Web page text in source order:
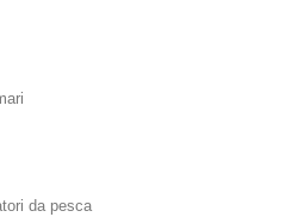
da pesca